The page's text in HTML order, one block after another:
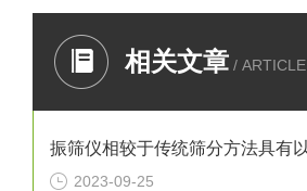
相关文章 / ARTICLE
2023-09-25